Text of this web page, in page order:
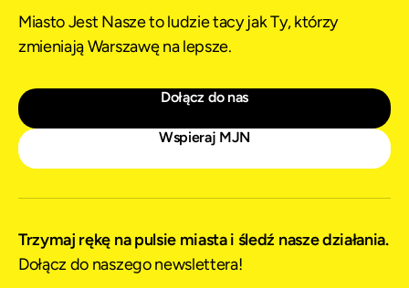
Miasto Jest Nasze to ludzie tacy jak Ty, którzy
zmieniają Warszawę na lepsze.
Dołącz do nas
Wspieraj MJN
Trzymaj rękę na pulsie miasta i śledź nasze działania.
Dołącz do naszego newslettera!